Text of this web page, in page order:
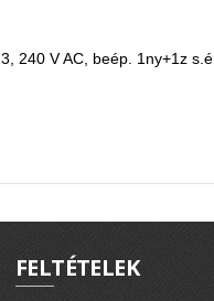
240 V AC, beép. 1ny+1z s.é.
FELTÉTELEK